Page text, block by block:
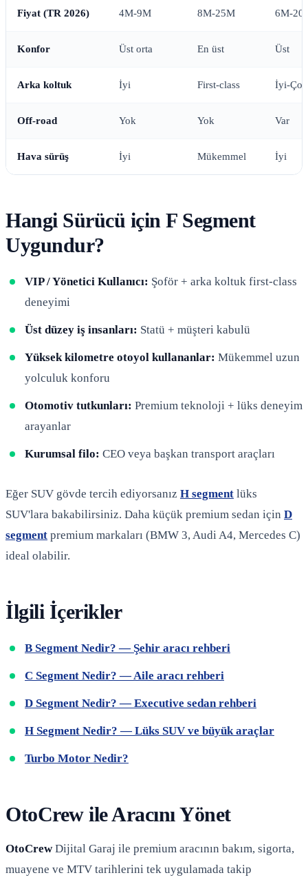
Fiyat (TR 2026) 4M-9M 8M-25M 6M-
Konfor Üst orta En üst Üst
Arka koltuk İyi First-class İyi-
Off-road Yok Yok Var
Hava sürüş İyi Mükemmel İyi
Hangi Sürücü için F Segment
Uygundur?
VIP / Yönetici Kullanıcı: Şoför + arka koltuk first-class
deneyimi
Üst düzey iş insanları: Statü + müşteri kabulü
Yüksek kilometre otoyol kullananlar: Mükemmel uzun
yolculuk konforu
Otomotiv tutkunları: Premium teknoloji + lüks deneyim
arayanlar
Kurumsal filo: CEO veya başkan transport araçları
Eğer SUV gövde tercih ediyorsanız H segment lüks
SUV'lara bakabilirsiniz. Daha küçük premium sedan için D
segment premium markaları (BMW 3, Audi A4, Mercedes C)
ideal olabilir.
İlgili İçerikler
B Segment Nedir? — Şehir aracı rehberi
C Segment Nedir? — Aile aracı rehberi
D Segment Nedir? — Executive sedan rehberi
H Segment Nedir? — Lüks SUV ve büyük araçlar
Turbo Motor Nedir?
OtoCrew ile Aracını Yönet
OtoCrewDijital Garaj ile premium aracının bakım, sigorta,
muayene ve MTV tarihlerini tek uygulamada takip